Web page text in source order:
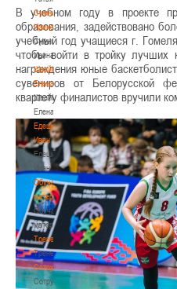
Сумникова
Ирина
Сумникова
Ирина
Швайбович
Елена
Швайбович
Елена
Едешко
Иван
Едешко
Иван
Обучающие
материалы
Обучающие
материалы
Тренерам
Тренерам
Сотрудничество
Сотрудничество
В учебном году в проекте
образования, задействовано
учебный год учащиеся г.
чтобы войти в тройку лучших
награждения юные
сувениров от Белорусской
квартету финалистов вручили